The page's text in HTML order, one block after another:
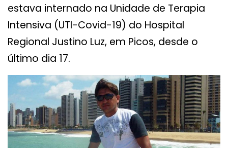
estava internado na Unidade de Terapia
Intensiva (UTI-Covid-19) do Hospital
Regional Justino Luz, em Picos, desde o
último dia 17.